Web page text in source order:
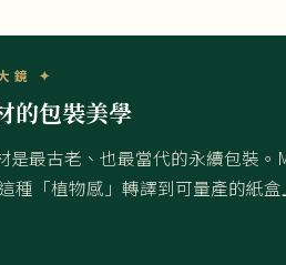
鏡 ✦
的包裝美學
是最古老、也最當代的永續包裝
種「植物感」轉譯到可量產的紙